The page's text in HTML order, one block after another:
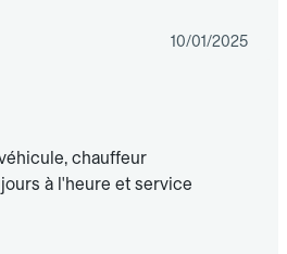
10/01/2025
chauffeur
à l'heure et service